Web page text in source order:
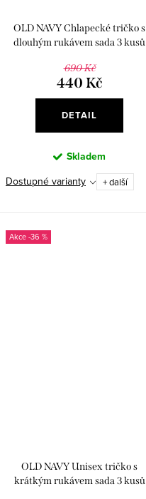
OLD NAVY Chlapecké tričko s
dlouhým rukávem sada 3 kusů
690 Kč
440 Kč
DETAIL
Skladem
Dostupné varianty + další
-36 %
OLD NAVY Unisex tričko s
krátkým rukávem sada 3 kusů